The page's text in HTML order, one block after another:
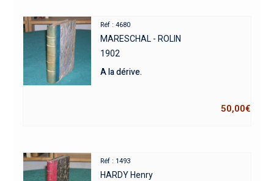
Réf : 4680
MARESCHAL - ROLIN
1902
A la dérive.
50,00€
Réf : 1493
HARDY Henry